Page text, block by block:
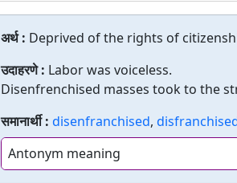
अर्थ : Deprived of the rights of
उदाहरणे : Labor was voiceless.
Disenfrenchised masses took to the
समानार्थी : disenfranchised,
Antonym meaning